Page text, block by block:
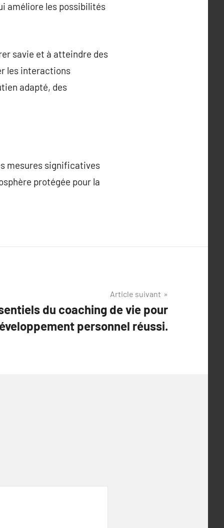
améliore les possibilités
savie et à atteindre des
les interactions
adapté, des
mesures significatives
protégée pour la
Article suivant
du coaching de vie pour
personnel réussi.